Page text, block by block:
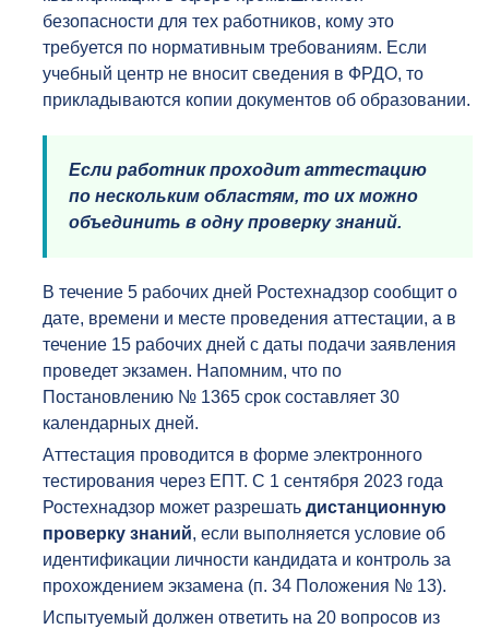
безопасности для тех работников, кому это
требуется по нормативным требованиям. Если
учебный центр не вносит сведения в ФРДО, то
прикладываются копии документов об образовании.
Если работник проходит аттестацию
по нескольким областям, то их можно
объединить в одну проверку знаний.
В течение 5 рабочих дней Ростехнадзор сообщит о
дате, времени и месте проведения аттестации, а в
течение 15 рабочих дней с даты подачи заявления
проведет экзамен. Напомним, что по
Постановлению № 1365 срок составляет 30
календарных дней.
Аттестация проводится в форме электронного
тестирования через ЕПТ. С 1 сентября 2023 года
Ростехнадзор может разрешать дистанционную
проверку знаний, если выполняется условие об
идентификации личности кандидата и контроль за
прохождением экзамена (п. 34 Положения № 13).
Испытуемый должен ответить на 20 вопросов из